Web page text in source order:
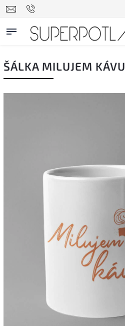
ŠÁLKA MILUJEM KÁVU